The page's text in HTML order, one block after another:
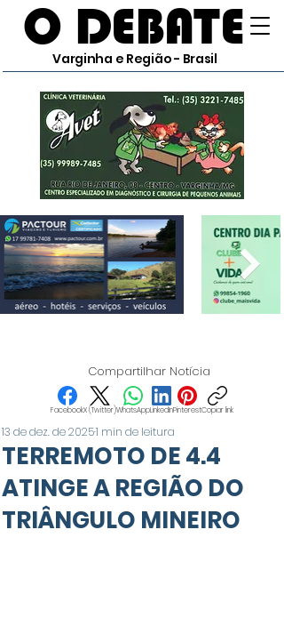
O DEBATE
Varginha e Região - Brasil
Compartilhar Notícia
FacebookX (Twitter)WhatsAppLinkedInPinterestCopiar link
TERREMOTO DE 4.4
ATINGE A REGIÃO DO
TRIÂNGULO MINEIRO
13 de dez. de 20251 min de leitura